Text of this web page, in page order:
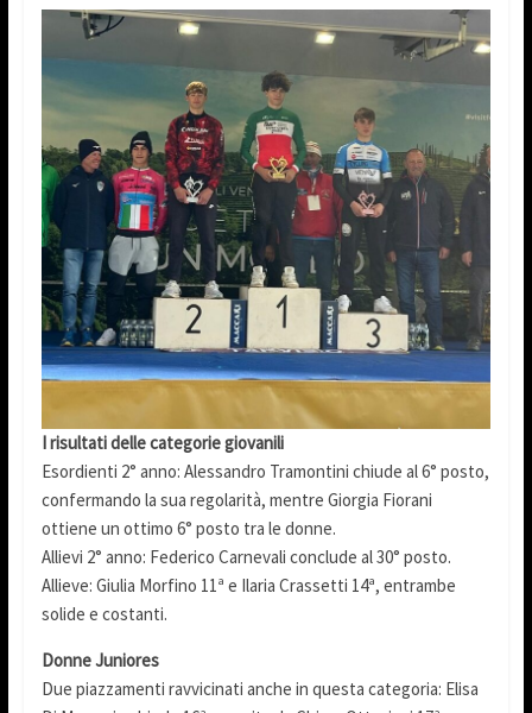
I risultati delle categorie giovanili
Esordienti 2° anno: Alessandro Tramontini chiude al 6° posto,
confermando la sua regolarità, mentre Giorgia Fiorani
ottiene un ottimo 6° posto tra le donne.
Allievi 2° anno: Federico Carnevali conclude al 30° posto.
Allieve: Giulia Morfino 11ª e Ilaria Crassetti 14ª, entrambe
solide e costanti.
Donne Juniores
Due piazzamenti ravvicinati anche in questa categoria: Elisa